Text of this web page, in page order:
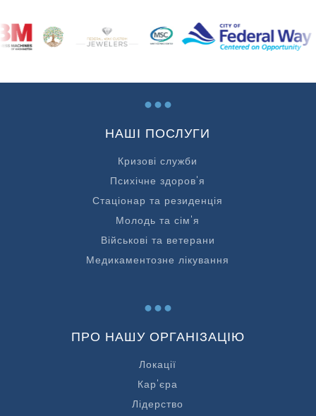
...
НАШІ ПОСЛУГИ
Кризові служби
Психічне здоров'я
Стаціонар та резиденція
Молодь та сім'я
Військові та ветерани
Медикаментозне лікування
...
ПРО НАШУ ОРГАНІЗАЦІЮ
Локації
Кар'єра
Лідерство